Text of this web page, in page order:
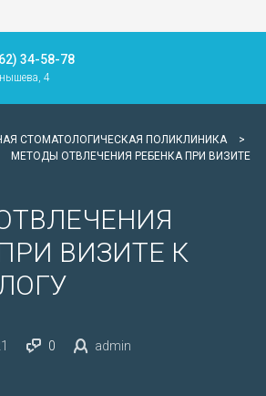
34-58-78
4
СТОМАТОЛОГИЧЕСКАЯ ПОЛИКЛИНИКА
>
МЕТОДЫ ОТВЛЕЧЕНИЯ РЕБЕНКА ПРИ ВИЗИТЕ
ВИЗИТЕ К
0 admin